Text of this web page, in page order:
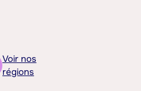
Voir nos
régions